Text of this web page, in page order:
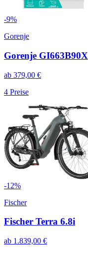
-9%
Gorenje
Gorenje GI663B90X
ab 379,00 €
4 Preise
-12%
Fischer
Fischer Terra 6.8i
ab 1.839,00 €